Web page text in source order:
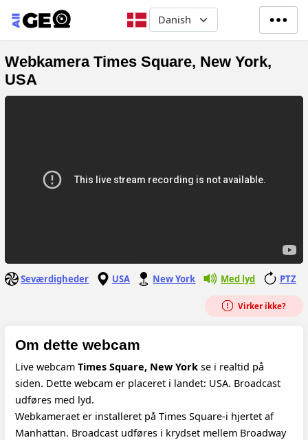
Gå til hovedindhold
Select your language
Webkamera Times Square, New York,
USA
Seværdigheder USA New York Med lyd PTZ
Virker ikke?
Om dette webcam
Live webcam Times Square, New York se i realtid på
siden. Dette webcam er placeret i landet: USA. Broadcast
udføres med lyd.
Webkameraet er installeret på Times Square-i hjertet af
Manhattan. Broadcast udføres i krydset mellem Broadway